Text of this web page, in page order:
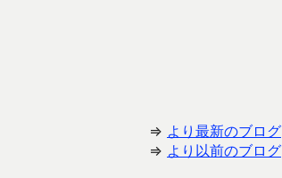
⇒ より最新のブログ
⇒ より以前のブログ